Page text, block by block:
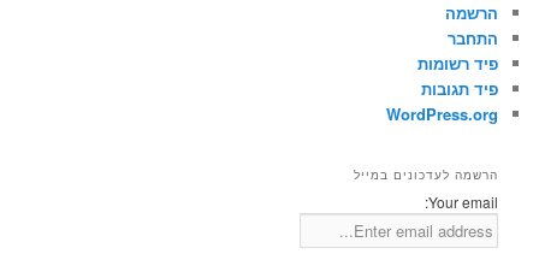
הרשמה
התחבר
פיד רשומות
פיד תגובות
WordPress.org
הרשמה לעדכונים במייל
Your email: